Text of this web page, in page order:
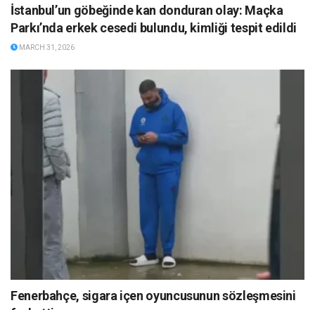
İstanbul’un göbeğinde kan donduran olay: Maçka
Parkı’nda erkek cesedi bulundu, kimliği tespit edildi
MARCH 31, 2026
Fenerbahçe, sigara içen oyuncusunun sözleşmesini